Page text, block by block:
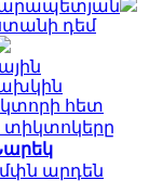
դեմ
հետ
տիկտոկերը
արդեն